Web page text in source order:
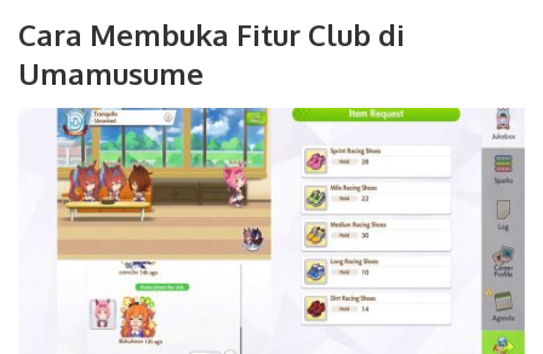
Cara Membuka Fitur Club di
Umamusume